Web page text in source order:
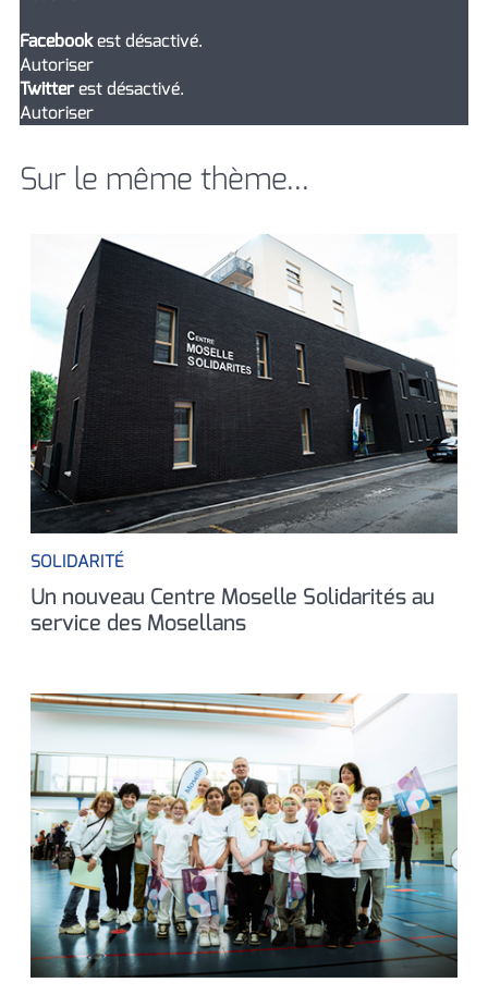
Facebookest désactivé.
Autoriser
Twitterest désactivé.
Autoriser
Sur le même thème...
SOLIDARITÉ
Un nouveau Centre Moselle Solidarités au
service des Mosellans